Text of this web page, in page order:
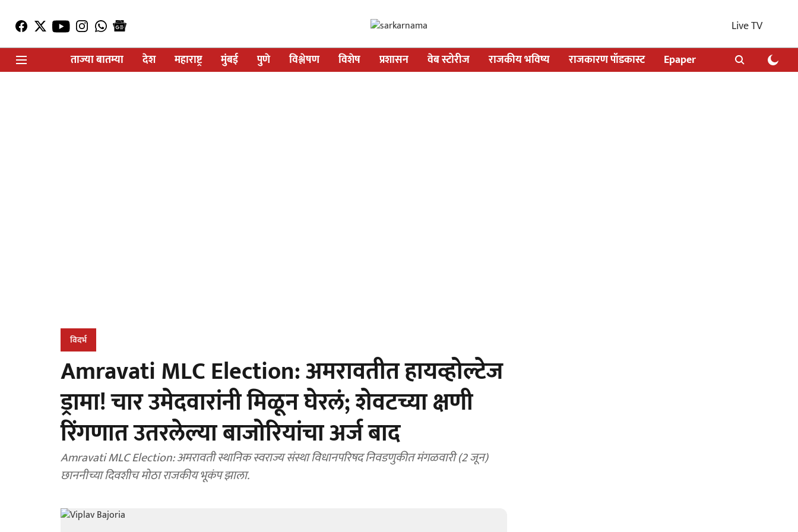
Live TV
ताज्या बातम्या
देश महाराष्ट्र मुंबई पुणे विश्लेषण विशेष प्रशासन वेब स्टोरीज राजकीय भविष्य राजकारण पॉडकास्ट Epaper
विदर्भ
Amravati MLC Election: अमरावतीत हायव्होल्टेज
ड्रामा! चार उमेदवारांनी मिळून घेरलं; शेवटच्या क्षणी
रिंगणात उतरलेल्या बाजोरियांचा अर्ज बाद
Amravati MLC Election: अमरावती स्थानिक स्वराज्य संस्था विधानपरिषद निवडणुकीत मंगळवारी (2 जून)
छाननीच्या दिवशीच मोठा राजकीय भूकंप झाला.